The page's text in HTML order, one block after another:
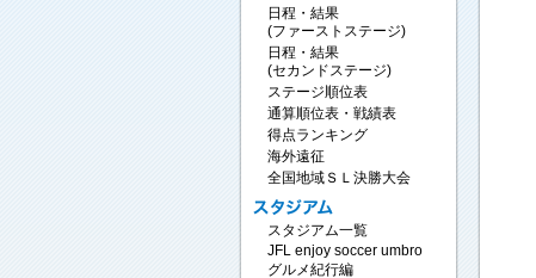
日程・結果
(ファーストステージ)
日程・結果
(セカンドステージ)
ステージ順位表
通算順位表・戦績表
得点ランキング
海外遠征
全国地域ＳＬ決勝大会
スタジアム一覧
JFL enjoy soccer umbro
グルメ紀行編